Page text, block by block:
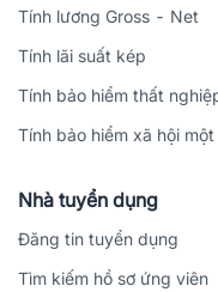
Tính lương Gross - Net
Tính lãi suất kép
Tính bảo hiểm thất
Tính bảo hiểm xã hội một
Nhà tuyển dụng
Đăng tin tuyển dụng
Tìm kiếm hồ sơ ứng viên